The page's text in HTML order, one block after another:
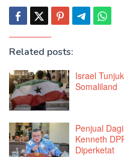
Related posts:
Israel
Somaliland
Penjual
Kenneth
Diperketat